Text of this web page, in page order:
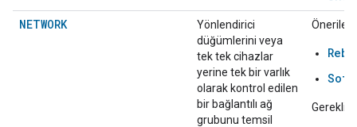
NETWORK
Yönlendirici
düğümlerini veya
tek tek cihazlar
yerine tek bir varlık
olarak kontrol edilen
bir bağlantılı ağ
grubunu temsil
Önerilen:
Gerekli: